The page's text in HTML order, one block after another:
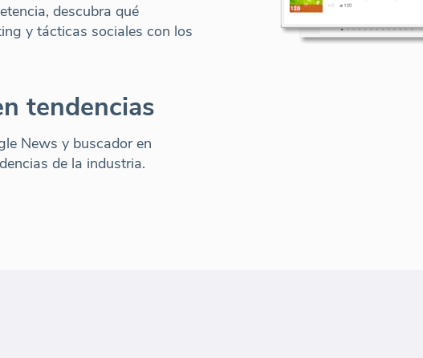
descubra qué
y tácticas sociales con los
tendencias
News y buscador en
de la industria.